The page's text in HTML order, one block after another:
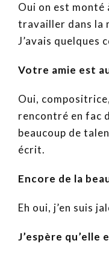
Oui on est monté
travailler dans la
J’avais quelques
Votre amie est
Oui,
rencontré en fac
beaucoup de
écrit.
Encore de la
Eh oui, j’en suis
J’espère qu’elle